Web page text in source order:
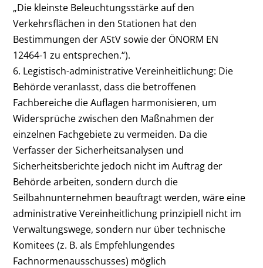
„Die kleinste Beleuchtungsstärke auf den
Verkehrsflächen in den Stationen hat den
Bestimmungen der AStV sowie der ÖNORM EN
12464-1 zu entsprechen.“).
6. Legistisch-administrative Vereinheitlichung: Die
Behörde veranlasst, dass die betroffenen
Fachbereiche die Auflagen harmonisieren, um
Widersprüche zwischen den Maßnahmen der
einzelnen Fachgebiete zu vermeiden. Da die
Verfasser der Sicherheitsanalysen und
Sicherheitsberichte jedoch nicht im Auftrag der
Behörde arbeiten, sondern durch die
Seilbahnunternehmen beauftragt werden, wäre eine
administrative Vereinheitlichung prinzipiell nicht im
Verwaltungswege, sondern nur über technische
Komitees (z. B. als Empfehlungendes
Fachnormenausschusses) möglich